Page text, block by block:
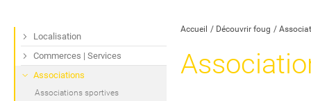
Accueil Découvrir foug
Localisation
Commerces | Services
Associations
Associations sportives